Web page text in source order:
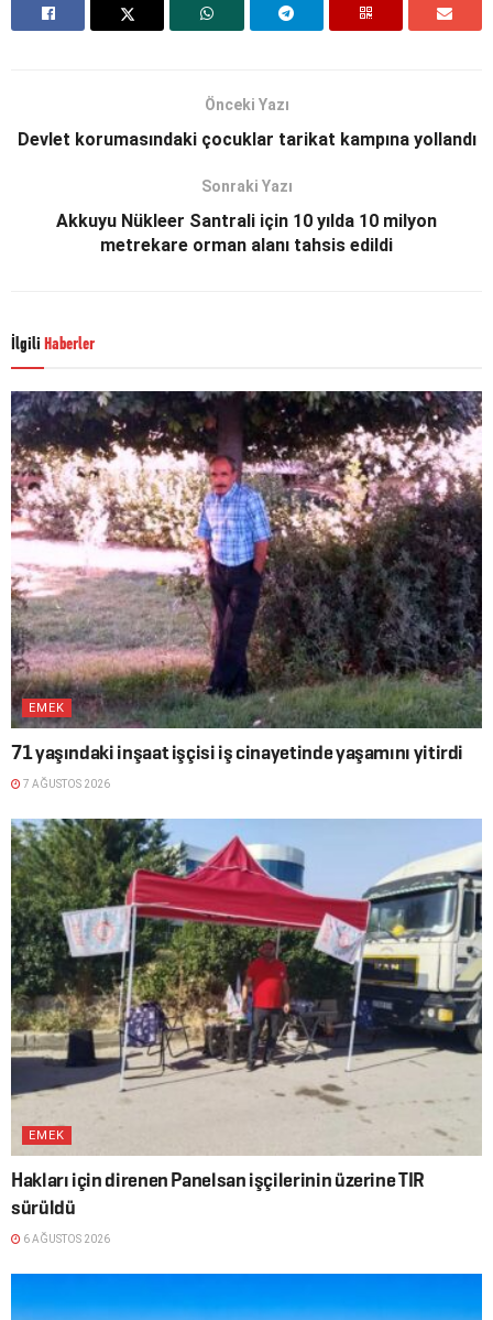
Önceki Yazı
Devlet korumasındaki çocuklar tarikat kampına yollandı
Sonraki Yazı
Akkuyu Nükleer Santrali için 10 yılda 10 milyon
metrekare orman alanı tahsis edildi
İlgili Haberler
EMEK
71 yaşındaki inşaat işçisi iş cinayetinde yaşamını yitirdi
7 AĞUSTOS 2026
EMEK
Hakları için direnen Panelsan işçilerinin üzerine TIR
sürüldü
6 AĞUSTOS 2026